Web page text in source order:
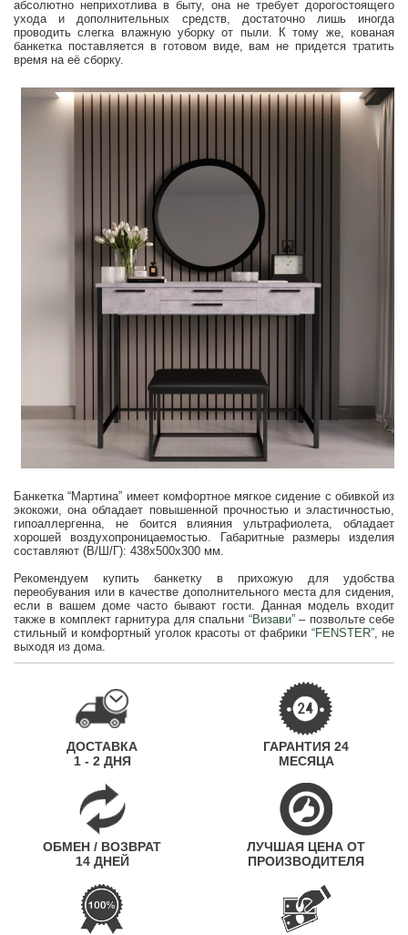
абсолютно неприхотлива в быту, она не требует дорогостоящего
ухода и дополнительных средств, достаточно лишь иногда
проводить слегка влажную уборку от пыли. К тому же, кованая
банкетка поставляется в готовом виде, вам не придется тратить
время на её сборку.
Банкетка “Мартина” имеет комфортное мягкое сидение с обивкой из
экокожи, она обладает повышенной прочностью и эластичностью,
гипоаллергенна, не боится влияния ультрафиолета, обладает
хорошей воздухопроницаемостью. Габаритные размеры изделия
составляют (В/Ш/Г): 438x500x300 мм.
Рекомендуем купить банкетку в прихожую для удобства
переобувания или в качестве дополнительного места для сидения,
если в вашем доме часто бывают гости. Данная модель входит
также в комплект гарнитура для спальни “Визави”– позвольте себе
стильный и комфортный уголок красоты от фабрики “FENSTER”, не
выходя из дома.
ДОСТАВКА
1 - 2 ДНЯ
ГАРАНТИЯ 24
МЕСЯЦА
ОБМЕН / ВОЗВРАТ
14 ДНЕЙ
ЛУЧШАЯ ЦЕНА ОТ
ПРОИЗВОДИТЕЛЯ